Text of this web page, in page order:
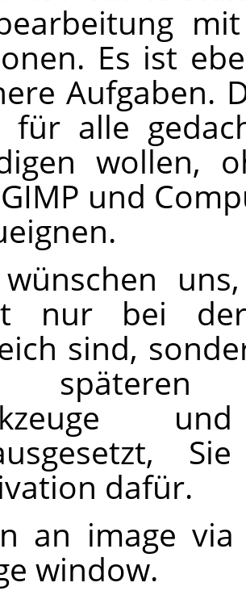
Es ist
Aufgaben.
für alle
wollen,
GIMP und
nur bei der
sind,
späteren
dafür.
an image
window.